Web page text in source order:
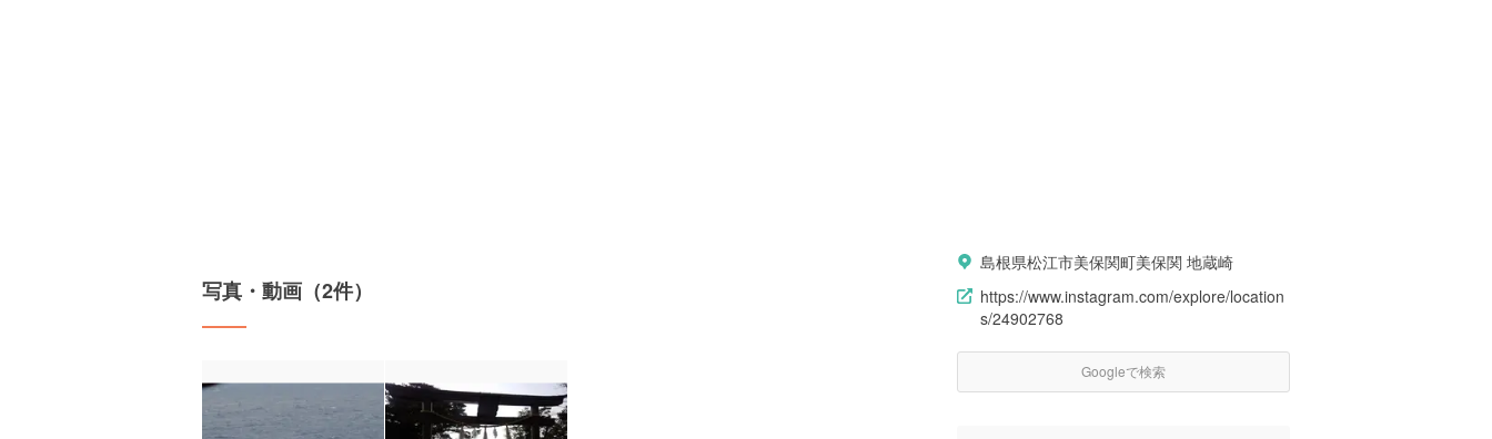
写真・動画（2件）
島根県松江市美保関町美保関 地蔵崎
https://www.instagram.com/explore/location
s/24902768
Googleで検索